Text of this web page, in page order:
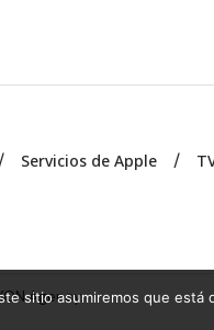
Servicios de Apple
Agency.
sitio asumiremos que está